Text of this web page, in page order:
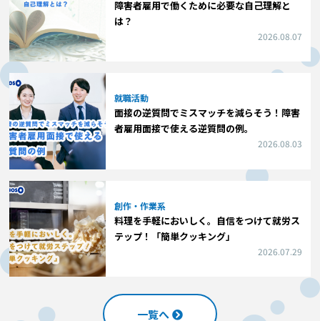
障害者雇用で働くために必要な自己理解と
は？
2026.08.07
就職活動
面接の逆質問でミスマッチを減らそう！障害
者雇用面接で使える逆質問の例。
2026.08.03
創作・作業系
料理を手軽においしく。自信をつけて就労ス
テップ！「簡単クッキング」
2026.07.29
一覧へ